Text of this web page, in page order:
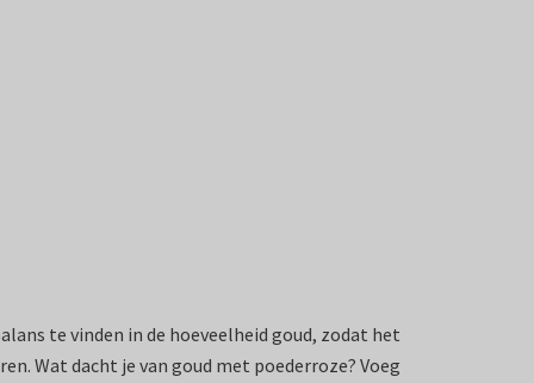
te vinden in de hoeveelheid goud, zodat het
Wat dacht je van goud met poederroze? Voeg